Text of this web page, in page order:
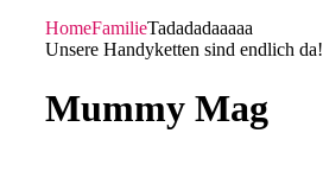
HomeFamilieTadadadaaaaa
Unsere Handyketten sind endlich da!
Mummy Mag